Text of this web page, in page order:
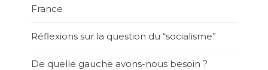
France
Réflexions sur la question du “socialisme”
De quelle gauche avons-nous besoin ?